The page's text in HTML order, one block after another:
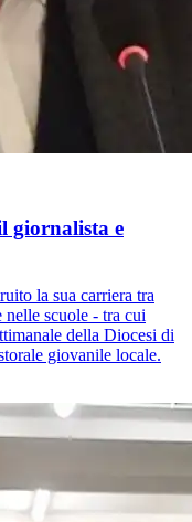
giornalista e
la sua carriera tra
nelle scuole - tra cui
della Diocesi di
giovanile locale.